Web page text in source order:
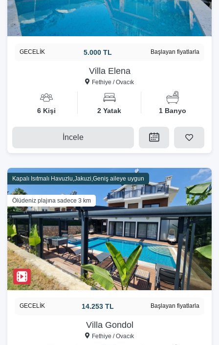
Villa Elena
Fethiye / Ovacık
GECELİK 5.000 TL Başlayan fiyatlarla
6 Kişi 2 Yatak 1 Banyo
İncele
Kapalı Isıtmalı Havuzlu,Jakuzi,Geniş aileye uygun
Ölüdeniz plajına sadece 3 km
Villa Gondol
Fethiye / Ovacık
GECELİK 14.253 TL Başlayan fiyatlarla